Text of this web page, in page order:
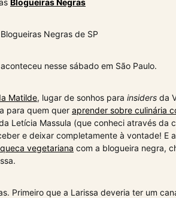
Blogueiras Negras
Negras de SP
nesse sábado em São Paulo.
Matilde, lugar de sonhos para insiders da
para quem quer aprender sobre culinária
Letícia Massula (que conheci através da
e deixar completamente à vontade! E
vegetariana com a blogueira negra,
Primeiro que a Larissa deveria ter um